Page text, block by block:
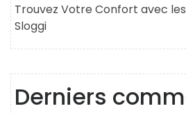
Trouvez Votre Confort avec
Sloggi
Derniers